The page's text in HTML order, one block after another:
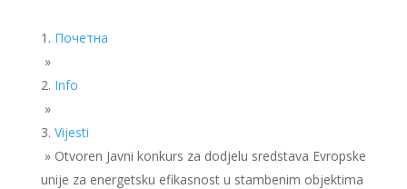
Почетна
»
Info
»
Vijesti
» Otvoren Javni konkurs za dodjelu sredstava Evropske
unije za energetsku efikasnost u stambenim objektima